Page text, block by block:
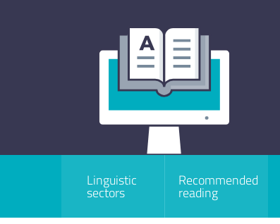
Linguistic
sectors
Recommended
reading